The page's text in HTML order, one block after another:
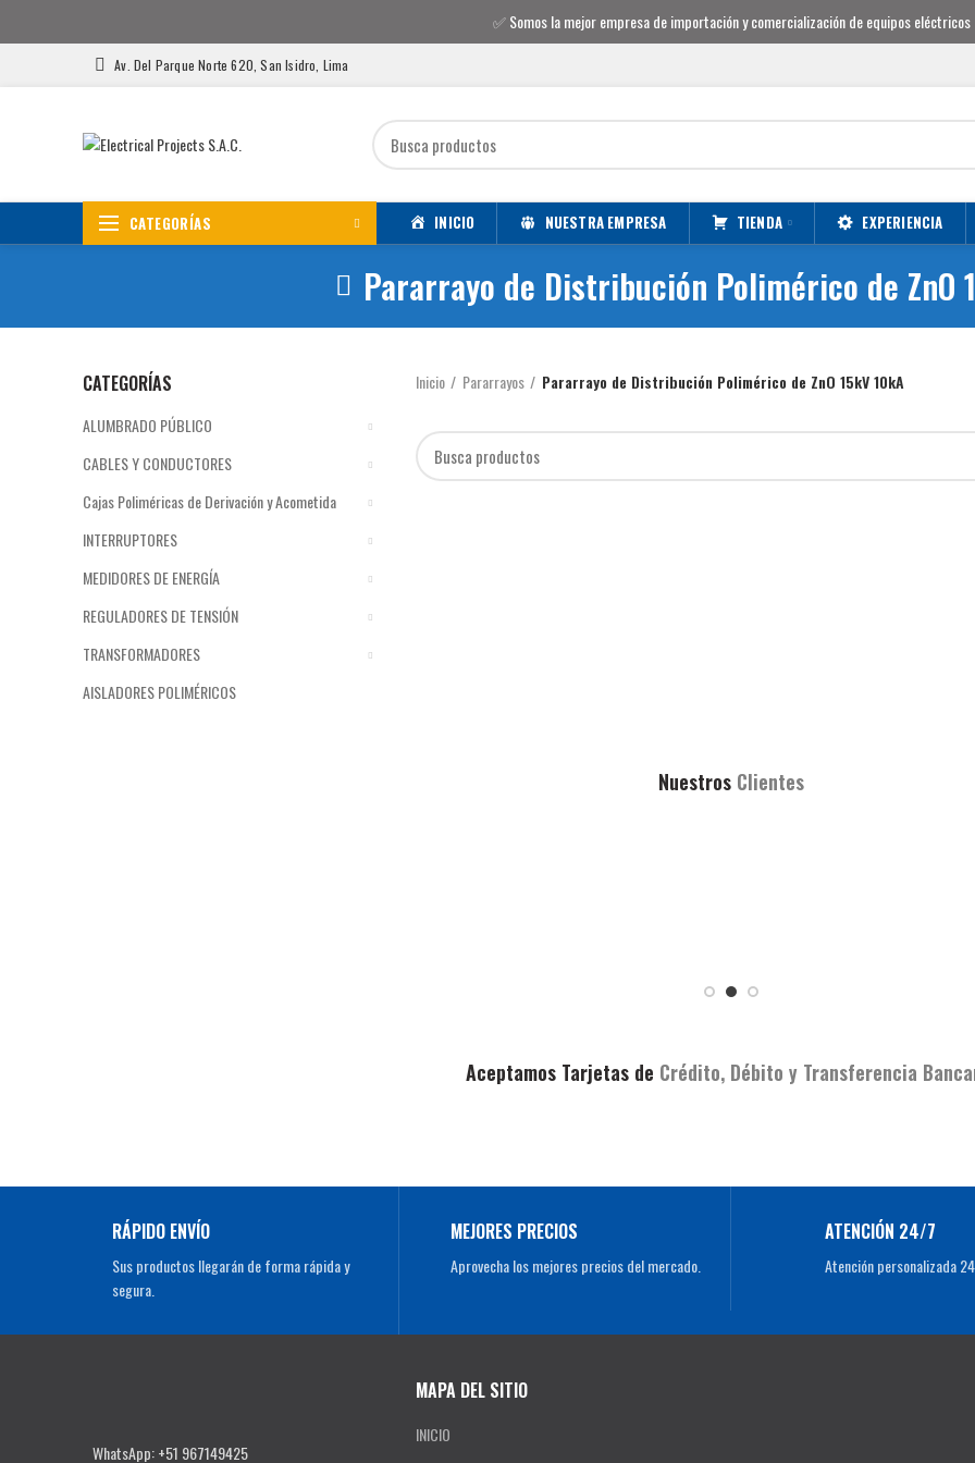
Av. Del Parque Norte 620, San Isidro, Lima
CATEGORÍAS INICIO NUESTRA EMPRESA TIENDA EXPERIENCIA
Pararrayo de Distribución Polimérico de ZnO
CATEGORÍAS
ALUMBRADO PÚBLICO
CABLES Y CONDUCTORES
Cajas Poliméricas de Derivación y Acometida
INTERRUPTORES
MEDIDORES DE ENERGÍA
REGULADORES DE TENSIÓN
TRANSFORMADORES
AISLADORES POLIMÉRICOS
Inicio Pararrayos Pararrayo de Distribución Polimérico de ZnO 15kV 10kA
NuestrosClientes
Aceptamos Tarjetas de Crédito, Débito y Transferencia
RÁPIDO ENVÍO
Sus productos llegarán de forma rápida y
segura.
MEJORES PRECIOS
Aprovecha los mejores precios del mercado.
ATENCIÓN 24/7
Atención personalizada
WhatsApp: +51 967149425
MAPA DEL SITIO
INICIO
✅Somos la mejor empresa de importación y comercialización de equipos eléctricos